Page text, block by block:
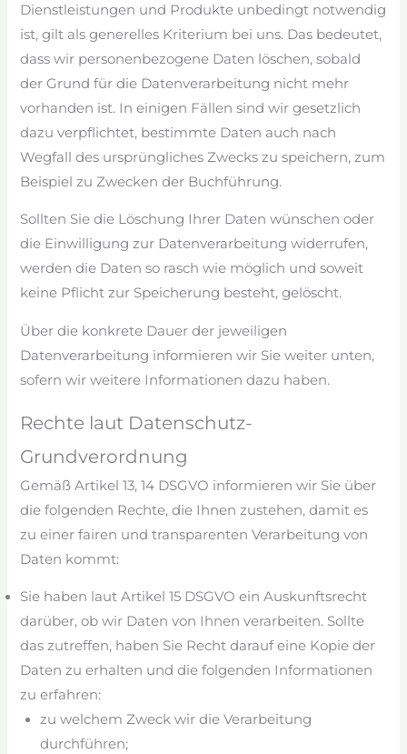
Dienstleistungen und Produkte unbedingt notwendig
ist, gilt als generelles Kriterium bei uns. Das bedeutet,
dass wir personenbezogene Daten löschen, sobald
der Grund für die Datenverarbeitung nicht mehr
vorhanden ist. In einigen Fällen sind wir gesetzlich
dazu verpflichtet, bestimmte Daten auch nach
Wegfall des ursprüngliches Zwecks zu speichern, zum
Beispiel zu Zwecken der Buchführung.
Sollten Sie die Löschung Ihrer Daten wünschen oder
die Einwilligung zur Datenverarbeitung widerrufen,
werden die Daten so rasch wie möglich und soweit
keine Pflicht zur Speicherung besteht, gelöscht.
Über die konkrete Dauer der jeweiligen
Datenverarbeitung informieren wir Sie weiter unten,
sofern wir weitere Informationen dazu haben.
Rechte laut Datenschutz-
Grundverordnung
Gemäß Artikel 13, 14 DSGVO informieren wir Sie über
die folgenden Rechte, die Ihnen zustehen, damit es
zu einer fairen und transparenten Verarbeitung von
Daten kommt:
Sie haben laut Artikel 15 DSGVO ein Auskunftsrecht
darüber, ob wir Daten von Ihnen verarbeiten. Sollte
das zutreffen, haben Sie Recht darauf eine Kopie der
Daten zu erhalten und die folgenden Informationen
zu erfahren:
zu welchem Zweck wir die Verarbeitung
durchführen;